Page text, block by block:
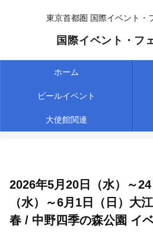
東京首都圏 国際イベント・
国際イベント・フ
ホーム
ビールイベント
大使館関連
2026年5月20日（水）～
（水）～6月1日（日）大
春 / 中野四季の森公園 イ